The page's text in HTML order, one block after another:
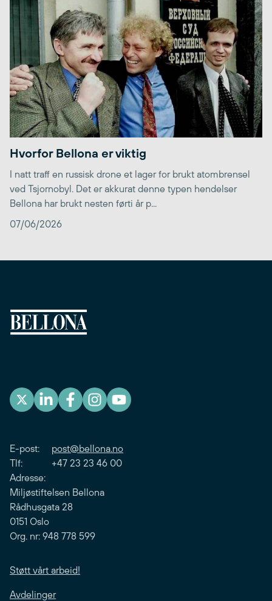
Hvorfor Bellona er viktig
I natt traff en russisk drone et lager for brukt atombrensel
ved Tsjornobyl. Det er akkurat denne typen hendelser
Bellona har brukt nesten førti år p...
07/06/2026
E-post: post@bellona.no
Tlf: +47 23 23 46 00
Adresse:
Miljøstiftelsen Bellona
Rådhusgata 28
0151 Oslo
Org. nr: 948 778 599
Støtt vårt arbeid!
Avdelinger